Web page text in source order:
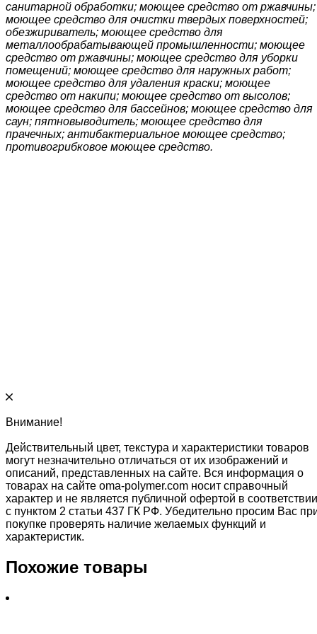
санитарной обработки; моющее средство от ржавчины;
моющее средство для очистки твердых поверхностей;
обезжириватель; моющее средство для
металлообрабатывающей промышленности; моющее
средство от ржавчины; моющее средство для уборки
помещений; моющее средство для наружных работ;
моющее средство для удаления краски; моющее
средство от накипи; моющее средство от высолов;
моющее средство для бассейнов; моющее средство для
саун; пятновыводитель; моющее средство для
прачечных; антибактериальное моющее средство;
противогрибковое моющее средство.
Внимание!
Действительный цвет, текстура и характеристики товаров
могут незначительно отличаться от их изображений и
описаний, представленных на сайте. Вся информация о
товарах на сайте oma-polymer.com носит справочный
характер и не является публичной офертой в соответствии
с пунктом 2 статьи 437 ГК РФ. Убедительно просим Вас
покупке проверять наличие желаемых функций и
характеристик.
Похожие товары